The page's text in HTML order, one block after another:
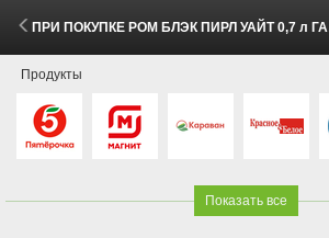
ПРИ ПОКУПКЕ РОМ БЛЭК ПИРЛ УАЙТ 0,7 л ГАЗ. НАПИТОК ЭКСПОРТ СТАЙЛ КЛАССИК КОЛА 1 л за 1₽ (5 - 18 Мая 2026)
Продукты
Показать все